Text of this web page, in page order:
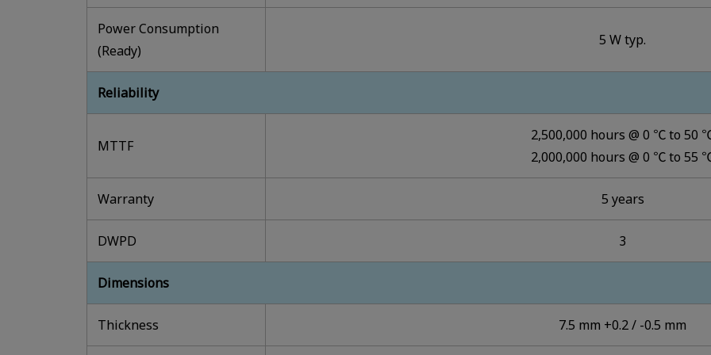
Power Consumption
(Ready)
5 W typ.
Reliability
MTTF
2,500,000 hours @ 0 ℃ to 50
2,000,000 hours @ 0 ℃ to 55
Warranty 5 years
DWPD 3
Dimensions
Thickness 7.5 mm +0.2 / -0.5 mm